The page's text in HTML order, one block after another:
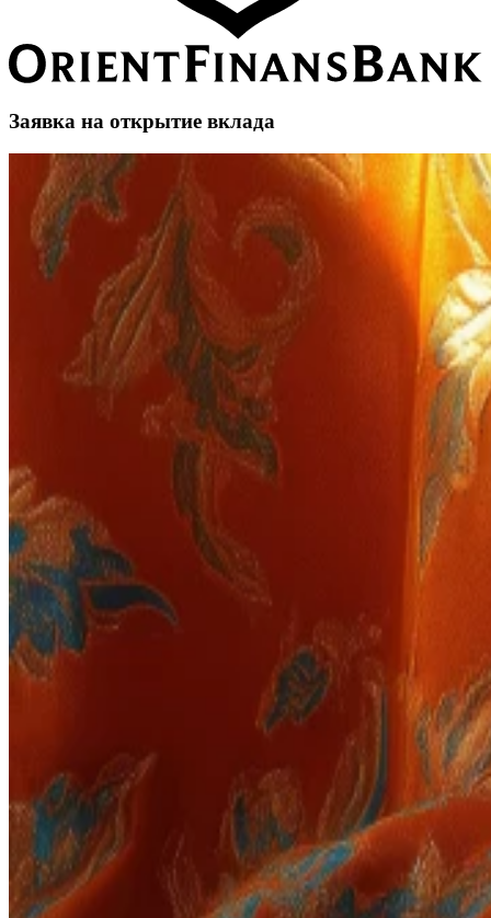
Заявка на открытие вклада